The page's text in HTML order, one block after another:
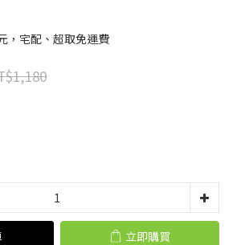
，宅配、超取免運費
立即購買